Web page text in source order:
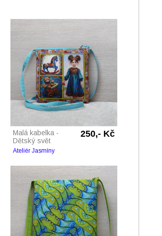
Malá kabelka -
Dětský svět
250,- Kč
Ateliér Jasmíny